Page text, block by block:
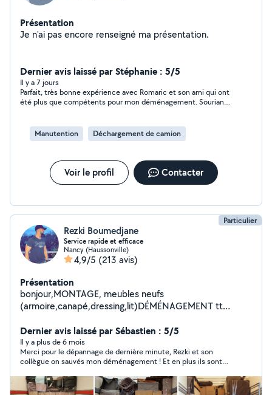
Présentation
Je n'ai pas encore renseigné ma présentation.
Dernier avis laissé par Stéphanie : 5/5
Il y a 7 jours
Parfait, très bonne expérience avec Romaric et son ami qui ont
été plus que compétents pour mon déménagement. Souriants
Manutention Déchargement de camion
Voir le profil Contacter
Particulier
Rezki Boumedjane
Service rapide et efficace
Nancy (Haussonville)
4,9/5 (213 avis)
Présentation
bonjour,MONTAGE, meubles neufs
(armoire,canapé,dressing,lit)DÉMÉNAGEMENT tt
remontage de vos meubles,BRICOLAGE fixation murale
(télé,installation cuisine équipée,lustre et
luminaires,robinetteries)
Dernier avis laissé par Sébastien : 5/5
Il y a plus de 6 mois
Merci pour le dépannage de dernière minute, Rezki et son
collègue on sauvés mon déménagement ! Et en plus ils sont
fermés !